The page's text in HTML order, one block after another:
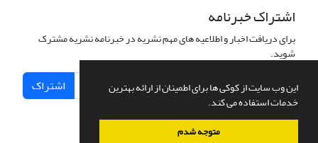
این وب سایت از کوکی ها برای اطمینان از ارائه بهترین
خدمات استفاده می کند.
متوجه شدم
اشتراک خبرنامه
برای دریافت اخبار و اطلاعیه های مهم نشریه در خبرنامه نشریه مشترک
شوید.
اشتراک